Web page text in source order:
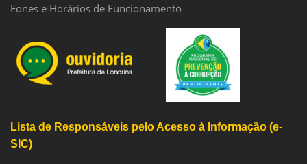
Fones e Horários de Funcionamento
Lista de Responsáveis pelo Acesso à Informação (e-
SIC)